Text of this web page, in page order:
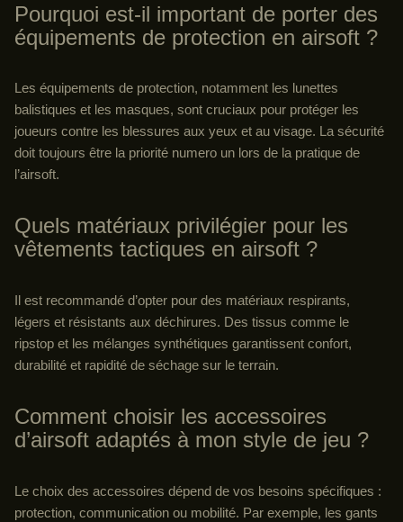
Pourquoi est-il important de porter des
équipements de protection en airsoft ?
Les équipements de protection, notamment les lunettes
balistiques et les masques, sont cruciaux pour protéger les
joueurs contre les blessures aux yeux et au visage. La sécurité
doit toujours être la priorité numero un lors de la pratique de
l’airsoft.
Quels matériaux privilégier pour les
vêtements tactiques en airsoft ?
Il est recommandé d’opter pour des matériaux respirants,
légers et résistants aux déchirures. Des tissus comme le
ripstop et les mélanges synthétiques garantissent confort,
durabilité et rapidité de séchage sur le terrain.
Comment choisir les accessoires
d’airsoft adaptés à mon style de jeu ?
Le choix des accessoires dépend de vos besoins spécifiques :
protection, communication ou mobilité. Par exemple, les gants